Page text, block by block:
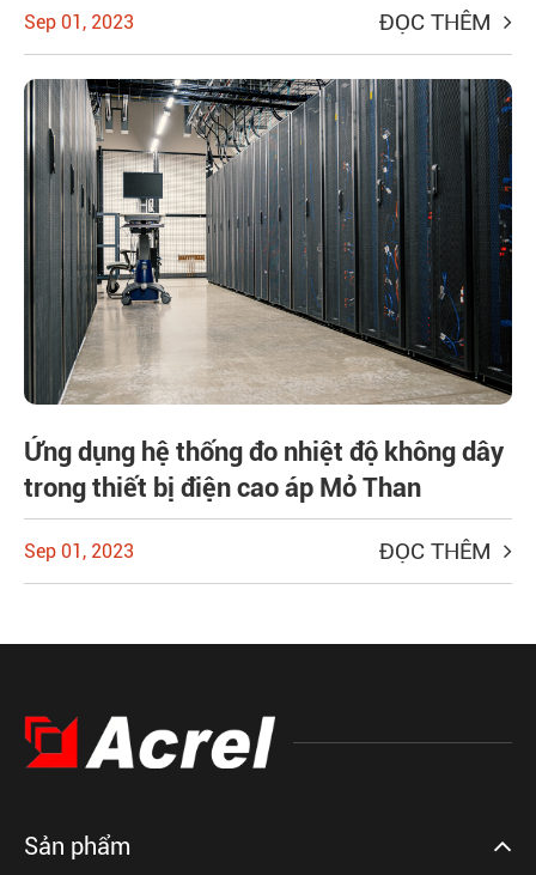
Sep 01, 2023 ĐỌC THÊM
Ứng dụng hệ thống đo nhiệt độ không dây
trong thiết bị điện cao áp Mỏ Than
Sep 01, 2023 ĐỌC THÊM
Sản phẩm